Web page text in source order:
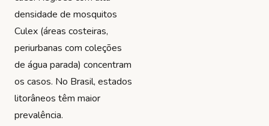
densidade de mosquitos
Culex (áreas costeiras,
periurbanas com coleções
de água parada) concentram
os casos. No Brasil, estados
litorâneos têm maior
prevalência.